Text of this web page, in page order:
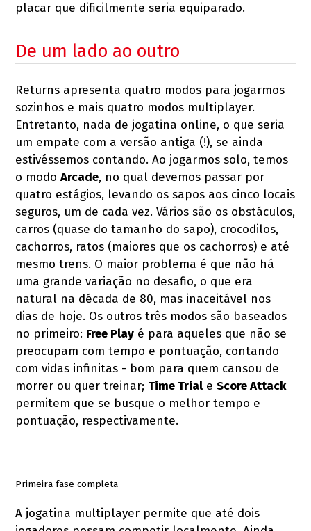
placar que dificilmente seria equiparado.
De um lado ao outro
Returns apresenta quatro modos para jogarmos
sozinhos e mais quatro modos multiplayer.
Entretanto, nada de jogatina online, o que seria
um empate com a versão antiga (!), se ainda
estivéssemos contando. Ao jogarmos solo, temos
o modoArcade, no qual devemos passar por
quatro estágios, levando os sapos aos cinco locais
seguros, um de cada vez. Vários são os obstáculos,
carros (quase do tamanho do sapo), crocodilos,
cachorros, ratos (maiores que os cachorros) e até
mesmo trens. O maior problema é que não há
uma grande variação no desafio, o que era
natural na década de 80, mas inaceitável nos
dias de hoje. Os outros três modos são baseados
no primeiro: Free Play é para aqueles que não se
preocupam com tempo e pontuação, contando
com vidas infinitas - bom para quem cansou de
morrer ou quer treinar; Time Trial eScore Attack
permitem que se busque o melhor tempo e
pontuação, respectivamente.
Primeira fase completa
A jogatina multiplayer permite que até dois